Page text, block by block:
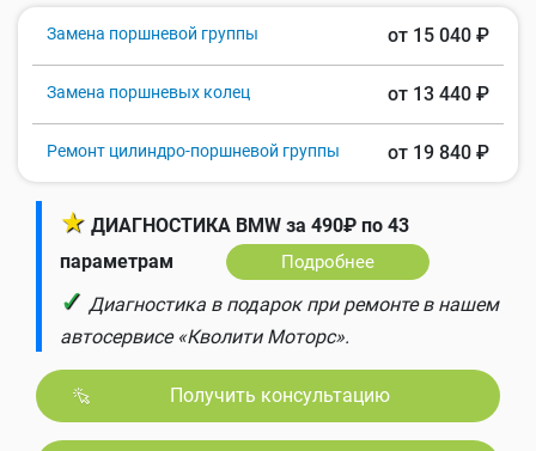
Замена поршневой группы от 15 040 ₽
Замена поршневых колец от 13 440 ₽
Ремонт цилиндро-поршневой группы от 19 840 ₽
★ ДИАГНОСТИКА BMW за 490₽ по 43
параметрам
Подробнее
✓ Диагностика в подарок при ремонте в нашем
автосервисе «Кволити Моторс».
Получить консультацию